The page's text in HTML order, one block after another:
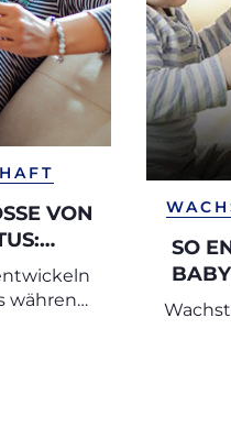
VON E
T
während
SO